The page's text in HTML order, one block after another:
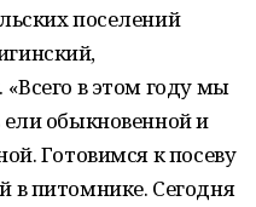
поселений
в этом году мы
обыкновенной и
Готовимся к посеву
в питомнике. Сегодня